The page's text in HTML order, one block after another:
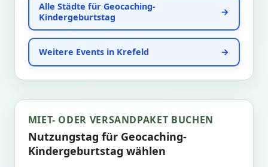
Alle Städte für Geocaching-
Kindergeburtstag
Weitere Events in Krefeld
MIET- ODER VERSANDPAKET BUCHEN
Nutzungstag für Geocaching-
Kindergeburtstag wählen